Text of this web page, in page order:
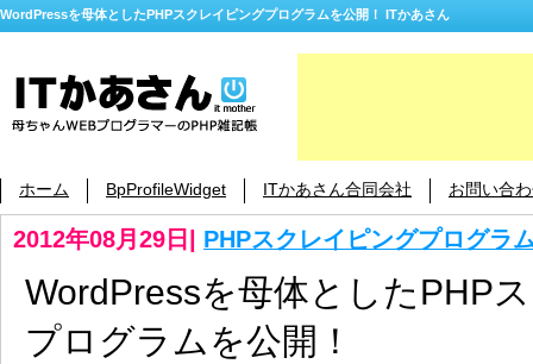
WordPressを母体としたPHPスクレイピングプログラムを公開！ ITかあさん
ホーム BpProfileWidget ITかあさん合同会社 お問い合
2012年08月29日 PHPスクレイピングプログラ
WordPressを母体としたPHP
プログラムを公開！